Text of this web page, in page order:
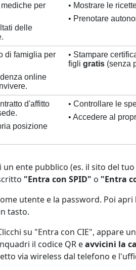
per
delle
• Mostrare le
• Prenotare
di famiglia per
online
• Stampare
figli gratis (senza
d'affitto
posizione
• Controllare le
• Accedere al
ente pubblico (es. il sito del
"Entra con SPID" o "Entra
utente e la password. Poi
tasto.
su "Entra con CIE", appare
il codice QR eavvicini la
via wireless dal telefono e